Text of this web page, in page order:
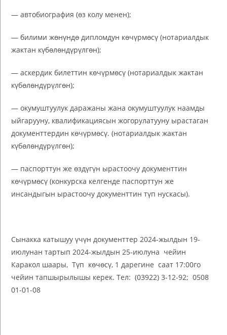
— автобиография (өз колу менен);
— билими жөнүндө дипломдун көчүрмөсү (нотариалдык
жактан күбөлөндүрүлгөн);
— аскердик билеттин көчүрмөсү (нотариалдык жактан
күбөлөндүрүлгөн);
— окумуштуулук даражаны жана окумуштуулук наамды
ыйгарууну, квалификациясын жогорулатууну ырастаган
документтердин көчүрмөсү. (нотариалдык жактан
күбөлөндүрүлгөн);
— паспорттун же өздүгүн ырастоочу документтин
көчүрмөсү (конкурска келгенде паспорттун же
инсандыгын ырастоочу документтин түп нускасы).
Сынакка катышуу үчүн документтер 2024-жылдын 19-
июлунан тартып 2024-жылдын 25-июлуна чейин
Каракол шаары, Түп көчөсү, 1 дарегине саат 17:00го
чейин тапшырылышы керек. Тел: (03922) 3-12-92; 0508
01-01-08